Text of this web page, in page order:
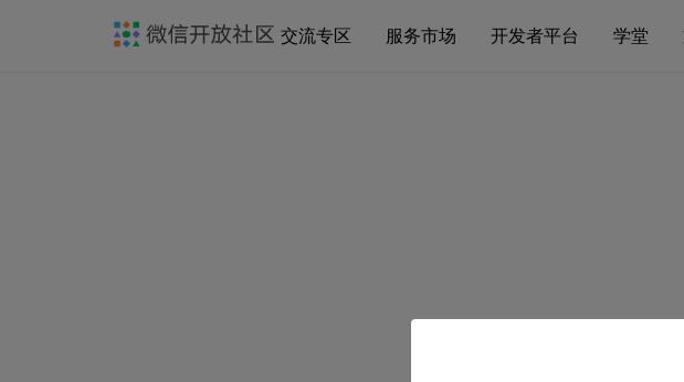
交流专区 服务市场 开发者平台 学堂